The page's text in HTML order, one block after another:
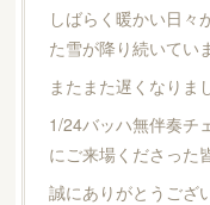
しばらく暖かい日々
た雪が降り続いてい
またまた遅くなりま
1/24バッハ無伴奏チ
にご来場くださった
誠にありがとうござ